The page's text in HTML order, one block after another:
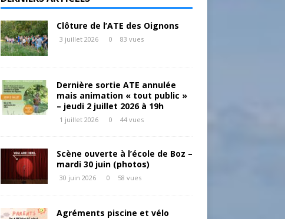
Clôture de l’ATE des Oignons
3 juillet 2026 0 83 vues
Dernière sortie ATE annulée
mais animation « tout public »
– jeudi 2 juillet 2026 à 19h
1 juillet 2026 0 44 vues
Scène ouverte à l’école de Boz –
mardi 30 juin (photos)
30 juin 2026 0 58 vues
Agréments piscine et vélo